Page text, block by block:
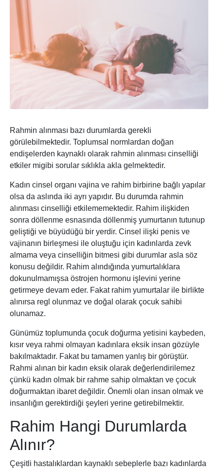
Rahmin alınması bazı durumlarda gerekli
görülebilmektedir. Toplumsal normlardan doğan
endişelerden kaynaklı olarak rahmin alınması cinselliği
etkiler migibi sorular sıklıkla akla gelmektedir.
Kadın cinsel organı vajina ve rahim birbirine bağlı yapılar
olsa da aslında iki ayrı yapıdır. Bu durumda rahmin
alınması cinselliği etkilememektedir. Rahim ilişkiden
sonra döllenme esnasında döllenmiş yumurtanın tutunup
geliştiği ve büyüdüğü bir yerdir. Cinsel ilişki penis ve
vajinanın birleşmesi ile oluştuğu için kadınlarda zevk
almama veya cinselliğin bitmesi gibi durumlar asla söz
konusu değildir. Rahim alındığında yumurtalıklara
dokunulmamışsa östrojen hormonu işlevini yerine
getirmeye devam eder. Fakat rahim yumurtalar ile birlikte
alınırsa regl olunmaz ve doğal olarak çocuk sahibi
olunamaz.
Günümüz toplumunda çocuk doğurma yetisini kaybeden,
kısır veya rahmi olmayan kadınlara eksik insan gözüyle
bakılmaktadır. Fakat bu tamamen yanlış bir görüştür.
Rahmi alınan bir kadın eksik olarak değerlendirilemez
çünkü kadın olmak bir rahme sahip olmaktan ve çocuk
doğurmaktan ibaret değildir. Önemli olan insan olmak ve
insanlığın gerektirdiği şeyleri yerine getirebilmektir.
Rahim Hangi Durumlarda
Alınır?
Çeşitli hastalıklardan kaynaklı sebeplerle bazı kadınlarda